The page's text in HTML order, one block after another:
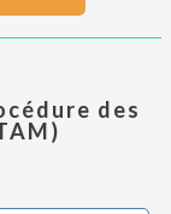
des